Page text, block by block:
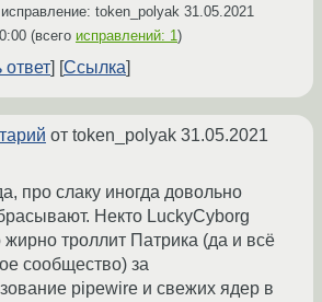
token_polyak 31.05.2021
(всего исправлений: 1)
ответ Ссылка
от token_polyak 31.05.2021
про слаку иногда довольно
Некто LuckyCyborg
жирно троллит Патрика (да и всё
сообщество) за
pipewire и свежих ядер в